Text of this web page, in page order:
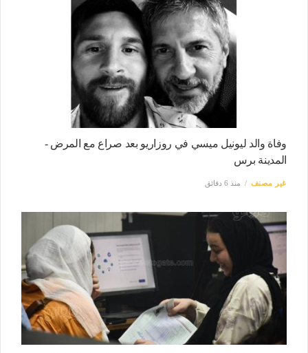
وفاة والد ليونيل ميسي في روزاريو بعد صراع مع المرض -
المدينة برس
غير مصنف منذ 6 دقائق